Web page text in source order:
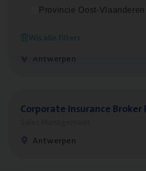
Provincie Oost-Vlaanderen
Wis alle filters
Cus­to­mer Care Expert
Customer Services
Antwerpen
Cor­po­ra­te Insu­ran­ce
Antwerpen